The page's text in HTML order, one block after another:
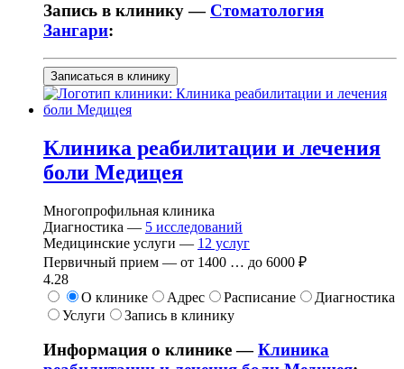
Запись в клинику — Стоматология
Зангари:
Записаться в клинику
Клиника реабилитации и лечения
боли Медицея
Многопрофильная клиника
Диагностика — 5 исследований
Медицинские услуги — 12 услуг
Первичный прием — от 1400 … до 6000 ₽
4.28
О клинике
Адрес Расписание
Диагностика
Услуги
Запись в клинику
Информация о клинике —Клиника